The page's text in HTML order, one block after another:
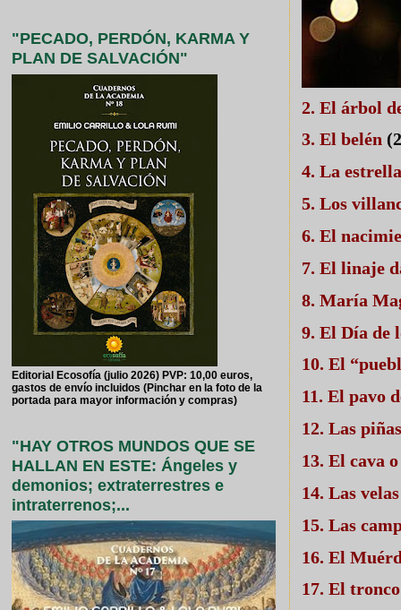
2. El árbol
3. El belén
4. La
5. Los
6. El
7. El linaje
8. María
9. El Día de
10. El
11. El pavo
12. Las
13. El cava
14. Las
15. Las
16. El
17. El
"PECADO, PERDÓN, KARMA Y
PLAN DE SALVACIÓN"
Editorial Ecosofía (julio 2026) PVP: 10,00 euros,
gastos de envío incluidos (Pinchar en la foto de la
portada para mayor información y compras)
"HAY OTROS MUNDOS QUE SE
HALLAN EN ESTE: Ángeles y
demonios; extraterrestres e
intraterrenos;...